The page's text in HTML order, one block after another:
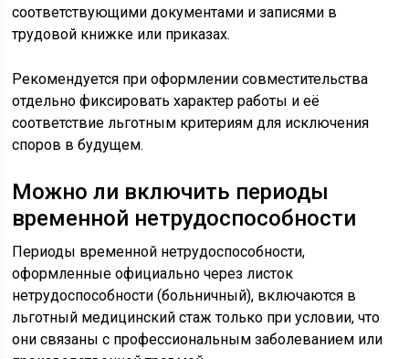
соответствующими документами и записями в
трудовой книжке или приказах.
Рекомендуется при оформлении совместительства
отдельно фиксировать характер работы и её
соответствие льготным критериям для исключения
споров в будущем.
Можно ли включить периоды
временной нетрудоспособности
Периоды временной нетрудоспособности,
оформленные официально через листок
нетрудоспособности (больничный), включаются в
льготный медицинский стаж только при условии, что
они связаны с профессиональным заболеванием или